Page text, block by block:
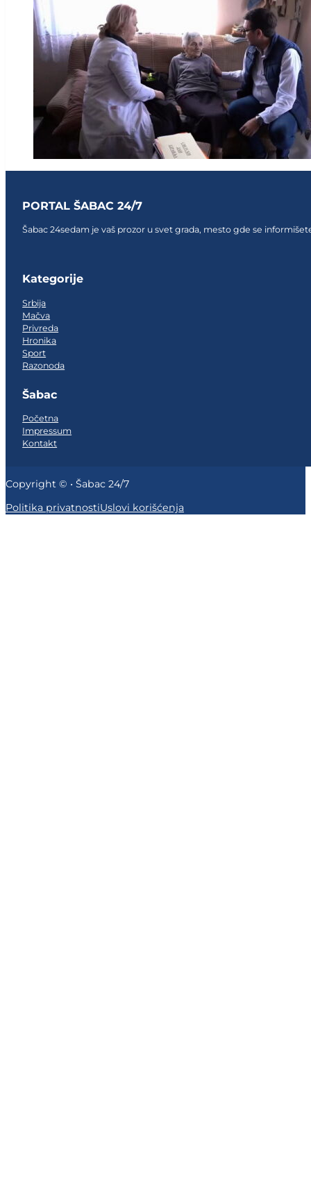
PORTAL ŠABAC 24/7
Šabac 24sedam je vaš prozor u svet grada, mesto gde se
Kategorije
Srbija
Mačva
Privreda
Hronika
Sport
Razonoda
Šabac
Početna
Impressum
Kontakt
Copyright © • Šabac 24/7
Politika privatnostiUslovi korišćenja